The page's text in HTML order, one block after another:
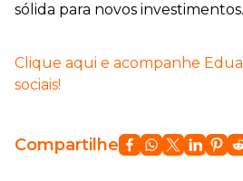
sólida para novos investimentos.
Clique aqui e acompanhe
sociais!
Compartilhe